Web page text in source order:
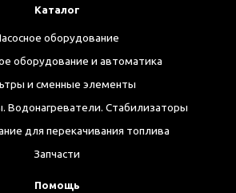
Каталог
оборудование
оборудование и автоматика
и сменные элементы
Водонагреватели. Стабилизаторы
для перекачивания топлива
Запчасти
Помощь